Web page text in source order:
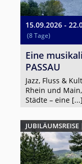
15.09.2026 -
(8 Tage)
Eine
PASSAU
Jazz, Fluss &
Rhein und
Städte – eine [...]
JUBILÄUMSREISE